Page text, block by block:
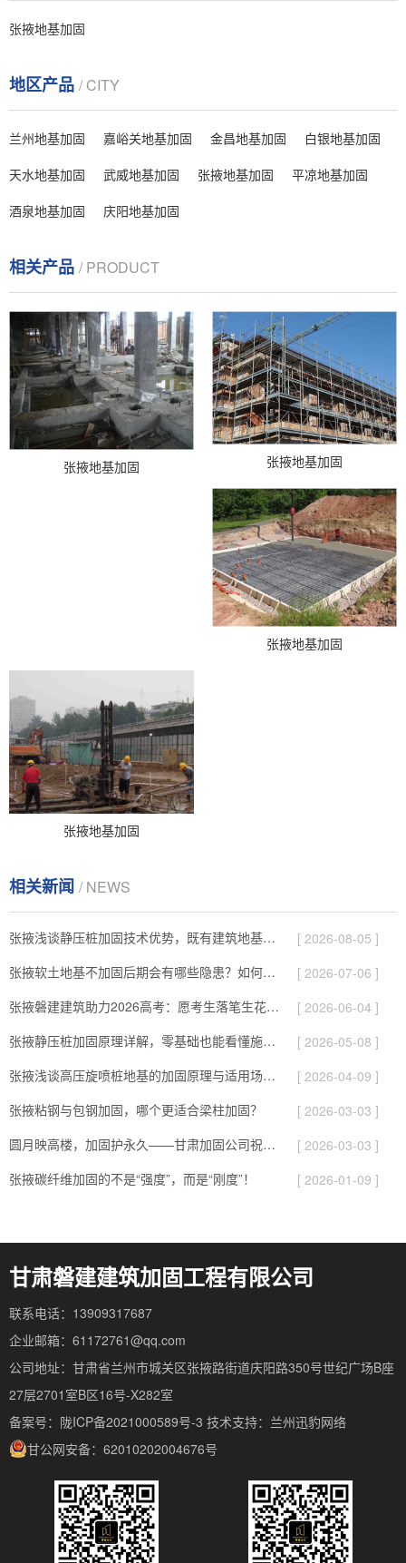
张掖地基加固
地区产品 / CITY
兰州地基加固 嘉峪关地基加固 金昌地基加固
白银地基加固
天水地基加固
武威地基加固 张掖地基加固
平凉地基加固
酒泉地基加固
庆阳地基加固
相关产品 / PRODUCT
张掖地基加固 张掖地基加固
张掖地基加固
张掖地基加固
相关新闻 / NEWS
张掖浅谈静压桩加固技术优势，既有建筑地基补强施工要点！
[ 2026-08-05 ]
张掖软土地基不加固后期会有哪些隐患？如何提前预防！
[ 2026-07-06 ]
张掖磐建建筑助力2026高考：愿考生落笔生花、旗开得胜圆梦今夏！
[ 2026-06-04 ]
张掖静压桩加固原理详解，零基础也能看懂施工逻辑！
[ 2026-05-08 ]
张掖浅谈高压旋喷桩地基的加固原理与适用场景！
[ 2026-04-09 ]
张掖粘钢与包钢加固，哪个更适合梁柱加固？
[ 2026-03-03 ]
圆月映高楼，加固护永久——甘肃加固公司祝您元宵快乐！
[ 2026-03-03 ]
张掖碳纤维加固的不是“强度”，而是“刚度”！
[ 2026-01-09 ]
甘肃磐建建筑加固工程有限公司
联系电话：13909317687
企业邮箱：61172761@qq.com
公司地址：甘肃省兰州市城关区张掖路街道庆阳路350号世纪广场B座
27层2701室B区16号-X282室
备案号：陇ICP备2021000589号-3 技术支持： 兰州迅豹网络
甘公网安备：62010202004676号